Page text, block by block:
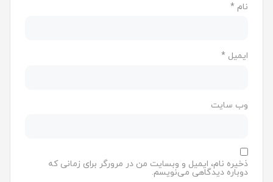
نام *
ایمیل *
وب‌ سایت
ذخیره نام، ایمیل و وبسایت من در مرورگر برای زمانی که
دوباره دیدگاهی می‌نویسم.